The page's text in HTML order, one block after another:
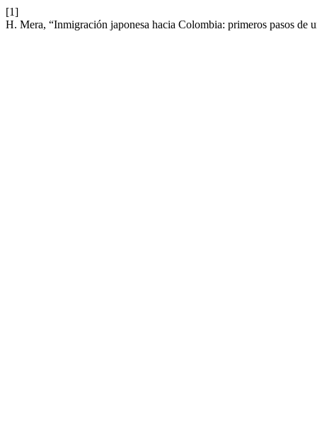
[1]
H. Mera, “Inmigración japonesa hacia Colombia: primeros pasos de